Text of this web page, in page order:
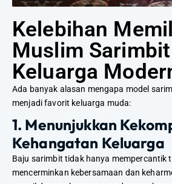
Kelebihan
Muslim Sarimbit
Keluarga
Ada banyak alasan mengapa model
menjadi favorit keluarga muda:
1. Menunjukkan
Kehangatan Keluarga
Baju sarimbit tidak hanya mempercantik
mencerminkan kebersamaan dan